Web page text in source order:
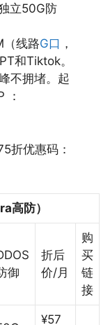
立50G防
线路G口 ，
和Tiktok。
不拥堵。起
：
折优惠码：
高防）
御
折后
价/月
购
买
链
接
¥57